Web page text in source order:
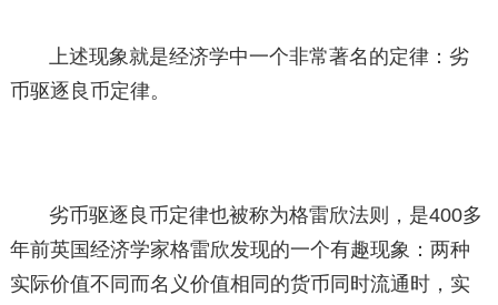
上述现象就是经济学中一个非常著名的定律：劣
币驱逐良币定律。
劣币驱逐良币定律也被称为格雷欣法则，是400多
年前英国经济学家格雷欣发现的一个有趣现象：两种
实际价值不同而名义价值相同的货币同时流通时，实